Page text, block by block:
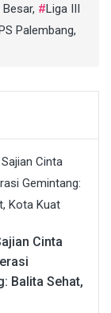
Besar,
Liga III
Palembang,
Cinta
Balita Sehat,